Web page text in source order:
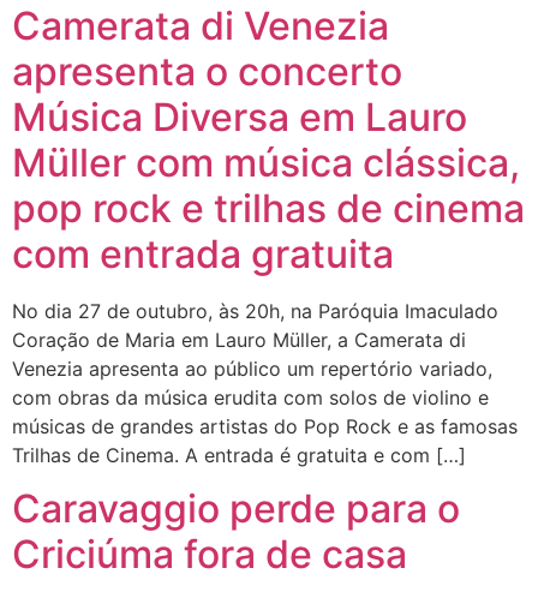
Camerata di Venezia
apresenta o concerto
Música Diversa em Lauro
Müller com música clássica,
pop rock e trilhas de cinema
com entrada gratuita
No dia 27 de outubro, às 20h, na Paróquia Imaculado
Coração de Maria em Lauro Müller, a Camerata di
Venezia apresenta ao público um repertório variado,
com obras da música erudita com solos de violino e
músicas de grandes artistas do Pop Rock e as famosas
Trilhas de Cinema. A entrada é gratuita e com […]
Caravaggio perde para o
Criciúma fora de casa